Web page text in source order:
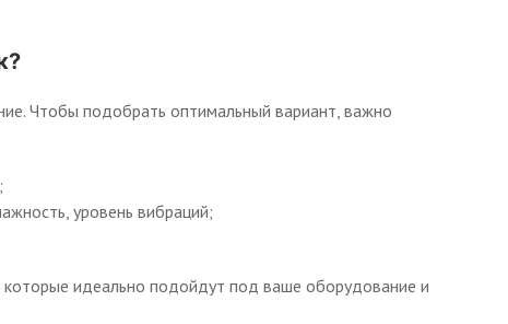
Чтобы подобрать оптимальный вариант, важно
уровень вибраций;
идеально подойдут под ваше оборудование и